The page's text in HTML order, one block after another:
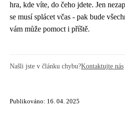
hra, kde víte, do čeho jdete. Jen
se musí splácet včas - pak bude
vám může pomoct i příště.
Našli jste v článku chybu?Kontaktujte nás
Publikováno: 16. 04. 2025